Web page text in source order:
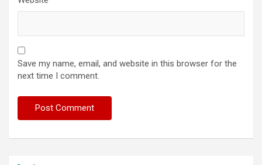
Save my name, email, and website in this browser for the
next time I comment.